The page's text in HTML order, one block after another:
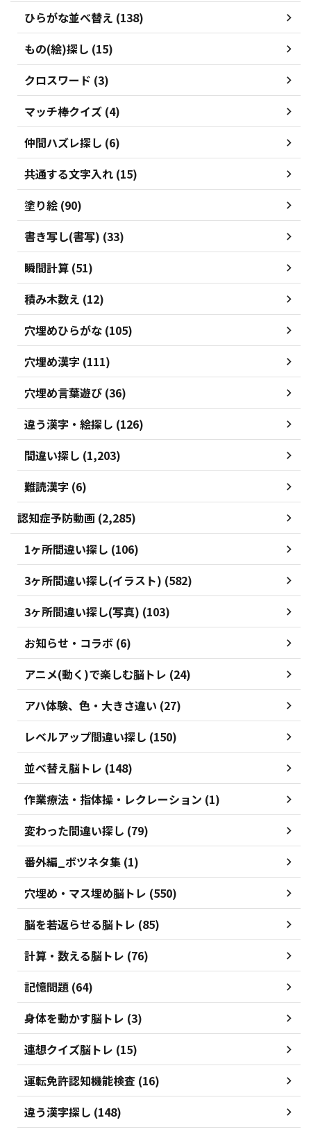
ひらがな並べ替え (138)
もの(絵)探し (15)
クロスワード (3)
マッチ棒クイズ (4)
仲間ハズレ探し (6)
共通する文字入れ (15)
塗り絵 (90)
書き写し(書写) (33)
瞬間計算 (51)
積み木数え (12)
穴埋めひらがな (105)
穴埋め漢字 (111)
穴埋め言葉遊び (36)
違う漢字・絵探し (126)
間違い探し (1,203)
難読漢字 (6)
認知症予防動画 (2,285)
1ヶ所間違い探し (106)
3ヶ所間違い探し(イラスト) (582)
3ヶ所間違い探し(写真) (103)
お知らせ・コラボ (6)
アニメ(動く)で楽しむ脳トレ (24)
アハ体験、色・大きさ違い (27)
レベルアップ間違い探し (150)
並べ替え脳トレ (148)
作業療法・指体操・レクレーション (1)
変わった間違い探し (79)
番外編_ボツネタ集 (1)
穴埋め・マス埋め脳トレ (550)
脳を若返らせる脳トレ (85)
計算・数える脳トレ (76)
記憶問題 (64)
身体を動かす脳トレ (3)
連想クイズ脳トレ (15)
運転免許認知機能検査 (16)
違う漢字探し (148)